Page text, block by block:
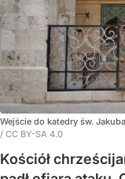
Wejście do katedry św.
/ CC BY-SA 4.0
Kościół